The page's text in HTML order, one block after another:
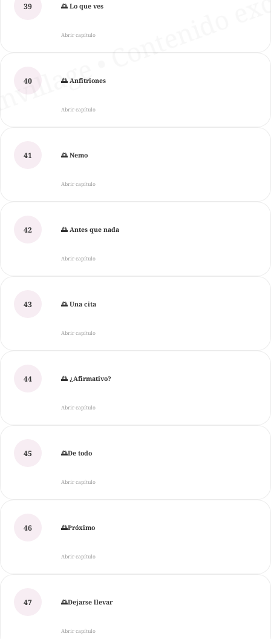
39 🌅 Lo que ves
Abrir capítulo
40 🌅 Anfitriones
Abrir capítulo
41 🌅 Nemo
Abrir capítulo
42 🌅 Antes que nada
Abrir capítulo
43 🌅 Una cita
Abrir capítulo
44 🌅 ¿Afirmativo?
Abrir capítulo
45 🌅De todo
Abrir capítulo
46 🌅Próximo
Abrir capítulo
47 🌅Dejarse llevar
Abrir capítulo